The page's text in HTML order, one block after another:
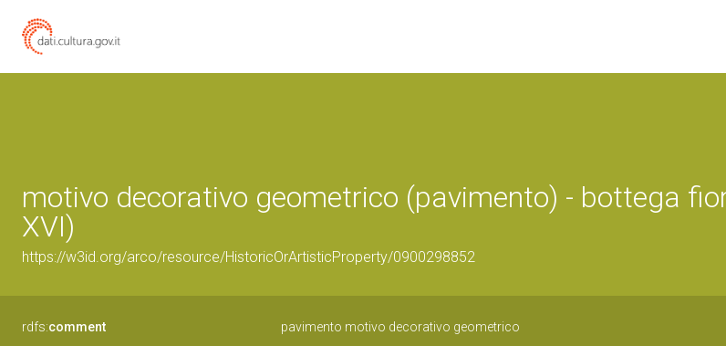
motivo decorativo geometrico (pavimento) - bottega
XVI)
https://w3id.org/arco/resource/HistoricOrArtisticProperty/0900298852
rdfs:comment pavimento motivo decorativo geometrico